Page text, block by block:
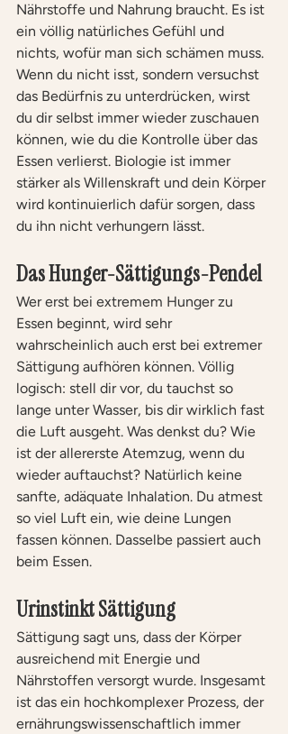
Nährstoffe und Nahrung braucht. Es ist
ein völlig natürliches Gefühl und
nichts, wofür man sich schämen muss.
Wenn du nicht isst, sondern versuchst
das Bedürfnis zu unterdrücken, wirst
du dir selbst immer wieder zuschauen
können, wie du die Kontrolle über das
Essen verlierst. Biologie ist immer
stärker als Willenskraft und dein Körper
wird kontinuierlich dafür sorgen, dass
du ihn nicht verhungern lässt.
Das Hunger-Sättigungs-Pendel
Wer erst bei extremem Hunger zu
Essen beginnt, wird sehr
wahrscheinlich auch erst bei extremer
Sättigung aufhören können. Völlig
logisch: stell dir vor, du tauchst so
lange unter Wasser, bis dir wirklich fast
die Luft ausgeht. Was denkst du? Wie
ist der allererste Atemzug, wenn du
wieder auftauchst? Natürlich keine
sanfte, adäquate Inhalation. Du atmest
so viel Luft ein, wie deine Lungen
fassen können. Dasselbe passiert auch
beim Essen.
Urinstinkt Sättigung
Sättigung sagt uns, dass der Körper
ausreichend mit Energie und
Nährstoffen versorgt wurde. Insgesamt
ist das ein hochkomplexer Prozess, der
ernährungswissenschaftlich immer